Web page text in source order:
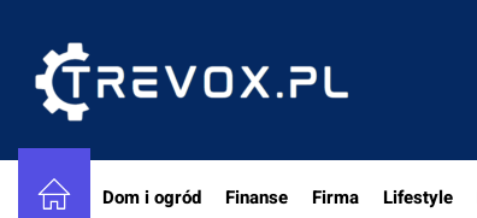
content
Dom i ogród Finanse Firma Lifestyle